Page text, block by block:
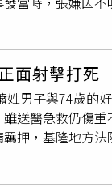
，導致整片車
潘男向來愛車
貪玩，在玩玩具
面射擊打死
男子與74歲的
送醫急救仍傷
押，基隆地方
小組追查偵辦
為不熟悉槍枝